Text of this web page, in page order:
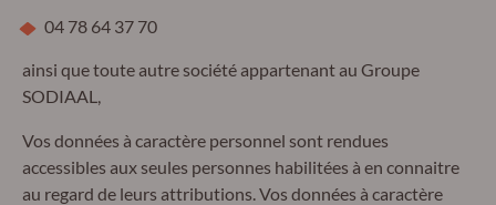
04 78 64 37 70
ainsi que toute autre société appartenant au Groupe
SODIAAL,
Vos données à caractère personnel sont rendues
accessibles aux seules personnes habilitées à en connaitre
au regard de leurs attributions. Vos données à caractère